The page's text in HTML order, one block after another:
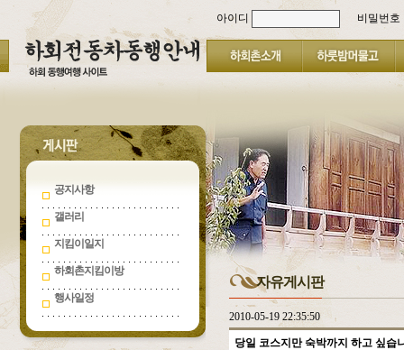
공지사항
갤러리
지킴이일지
하회촌지킴이방
행사일정
아이디 비밀번호
자유게시판
2010-05-19 22:35:50
당일 코스지만 숙박까지 하고 싶습